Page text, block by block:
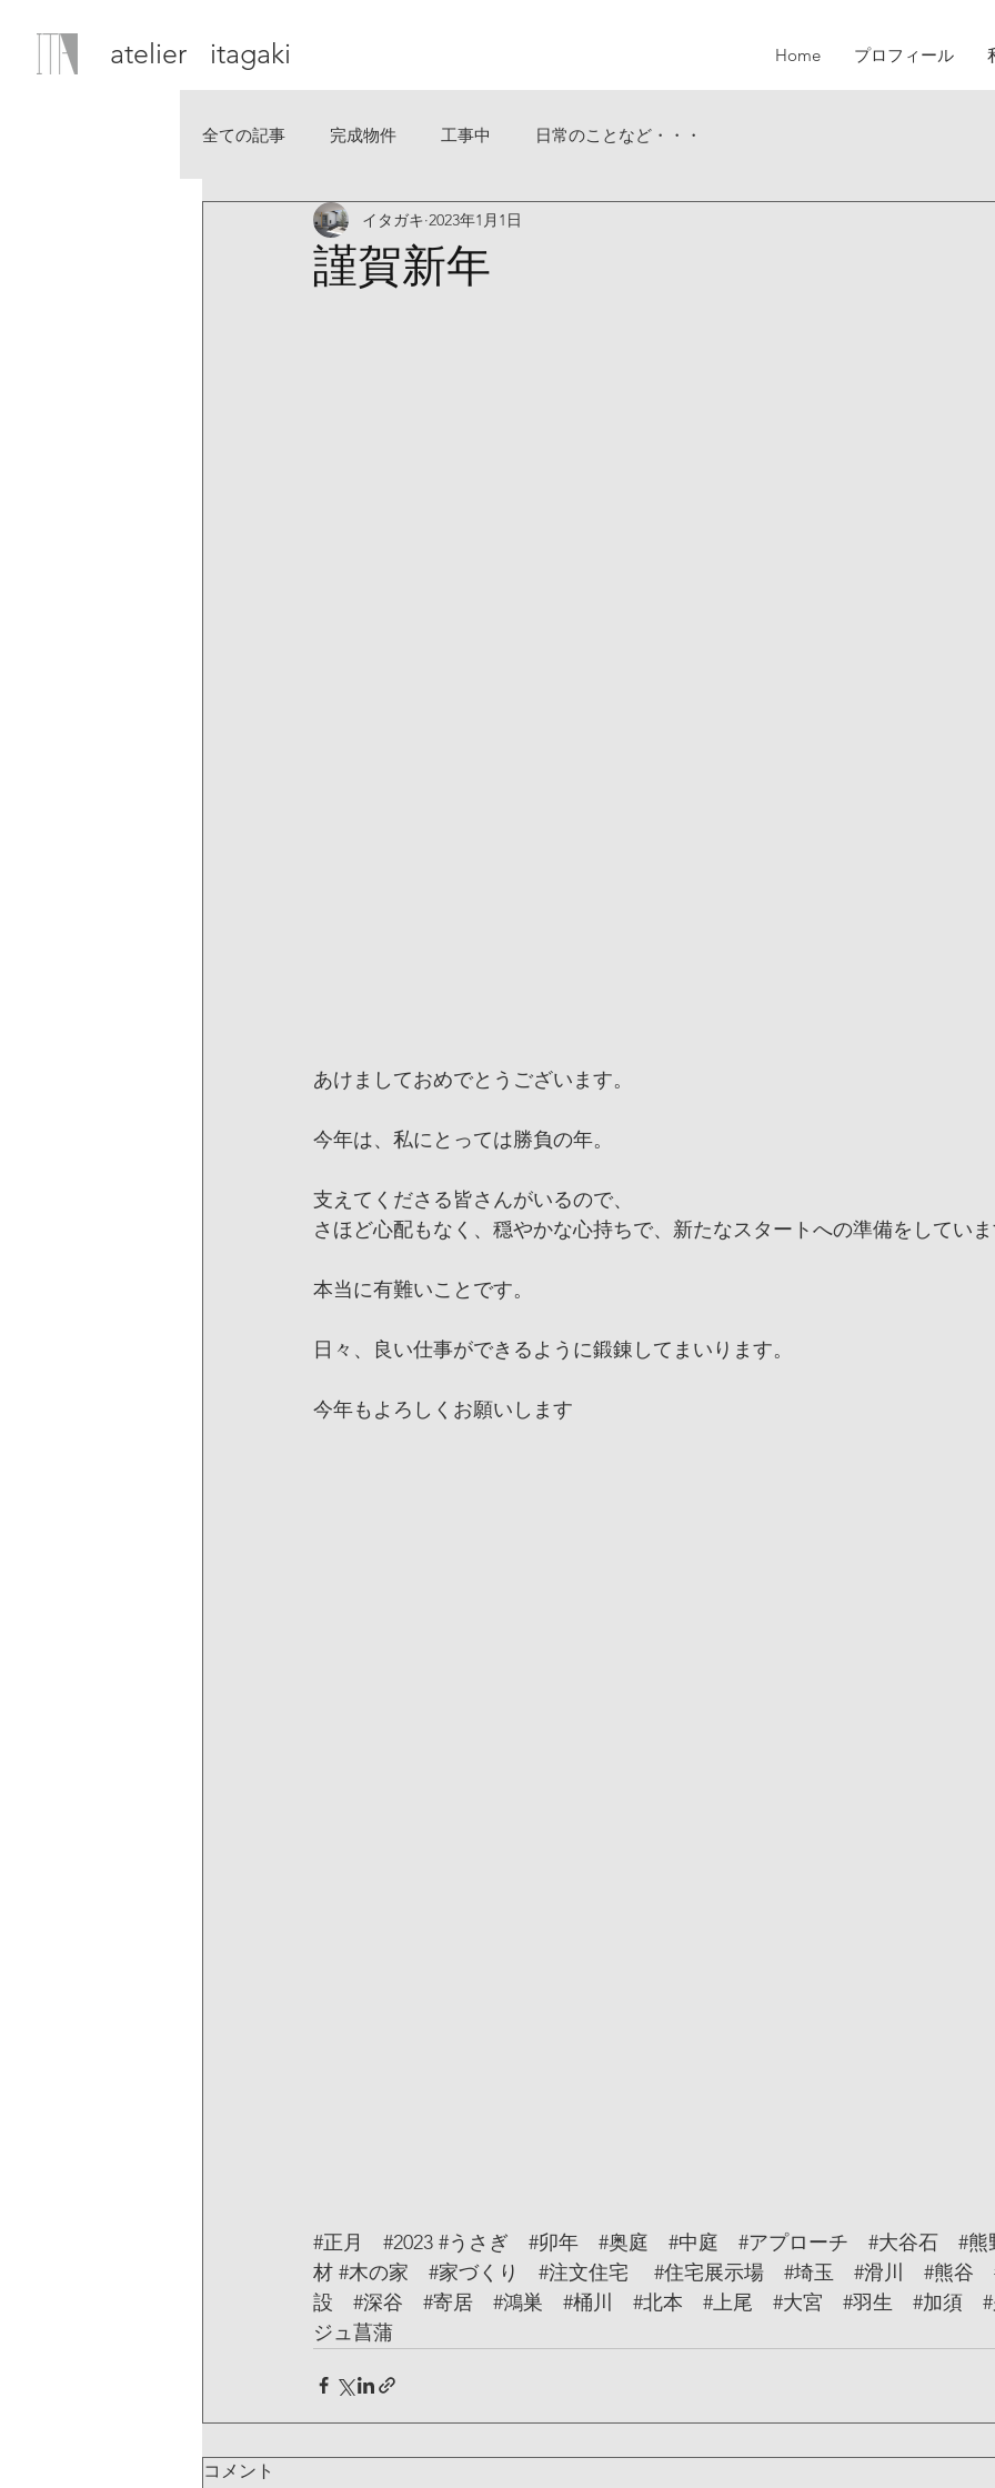
atelier itagaki Home プロフィール
全ての記事 完成物件 工事中 日常のことなど・・・
謹賀新年
イタガキ 2023年1月1日
あけましておめでとうございます。
今年は、私にとっては勝負の年。
支えてくださる皆さんがいるので、
さほど心配もなく、穏やかな心持ちで、新たなスタートへの準備をしてい
本当に有難いことです。
日々、良い仕事ができるように鍛錬してまいります。
今年もよろしくお願いします
#正月 #2023 #うさぎ #卯年 #奥庭 #中庭 #アプローチ #大谷石
#熊
材 #木の家 #家づくり #注文住宅 #住宅展示場 #埼玉 #滑川 #熊谷
設
#深谷 #寄居 #鴻巣 #桶川 #北本 #上尾 #大宮 #羽生 #加須
ジュ菖蒲
コメント